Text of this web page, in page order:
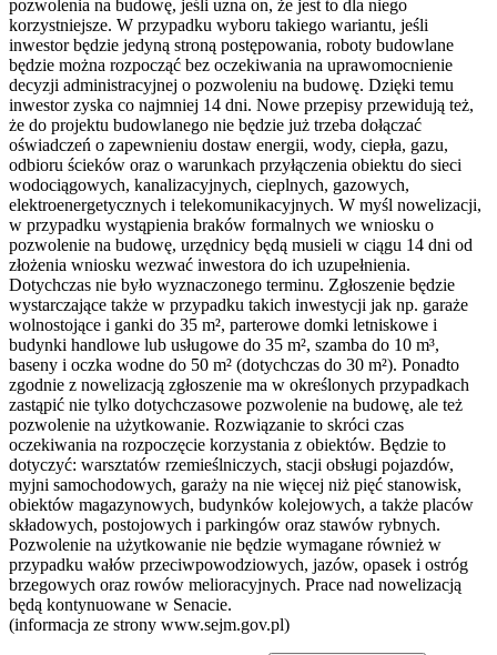
pozwolenia na budowę, jeśli uzna on, że jest to dla niego
korzystniejsze. W przypadku wyboru takiego wariantu, jeśli
inwestor będzie jedyną stroną postępowania, roboty budowlane
będzie można rozpocząć bez oczekiwania na uprawomocnienie
decyzji administracyjnej o pozwoleniu na budowę. Dzięki temu
inwestor zyska co najmniej 14 dni. Nowe przepisy przewidują też,
że do projektu budowlanego nie będzie już trzeba dołączać
oświadczeń o zapewnieniu dostaw energii, wody, ciepła, gazu,
odbioru ścieków oraz o warunkach przyłączenia obiektu do sieci
wodociągowych, kanalizacyjnych, cieplnych, gazowych,
elektroenergetycznych i telekomunikacyjnych. W myśl nowelizacji,
w przypadku wystąpienia braków formalnych we wniosku o
pozwolenie na budowę, urzędnicy będą musieli w ciągu 14 dni od
złożenia wniosku wezwać inwestora do ich uzupełnienia.
Dotychczas nie było wyznaczonego terminu. Zgłoszenie będzie
wystarczające także w przypadku takich inwestycji jak np. garaże
wolnostojące i ganki do 35 m², parterowe domki letniskowe i
budynki handlowe lub usługowe do 35 m², szamba do 10 m³,
baseny i oczka wodne do 50 m² (dotychczas do 30 m²). Ponadto
zgodnie z nowelizacją zgłoszenie ma w określonych przypadkach
zastąpić nie tylko dotychczasowe pozwolenie na budowę, ale też
pozwolenie na użytkowanie. Rozwiązanie to skróci czas
oczekiwania na rozpoczęcie korzystania z obiektów. Będzie to
dotyczyć: warsztatów rzemieślniczych, stacji obsługi pojazdów,
myjni samochodowych, garaży na nie więcej niż pięć stanowisk,
obiektów magazynowych, budynków kolejowych, a także placów
składowych, postojowych i parkingów oraz stawów rybnych.
Pozwolenie na użytkowanie nie będzie wymagane również w
przypadku wałów przeciwpowodziowych, jazów, opasek i ostróg
brzegowych oraz rowów melioracyjnych. Prace nad nowelizacją
będą kontynuowane w Senacie.
(informacja ze strony www.sejm.gov.pl)